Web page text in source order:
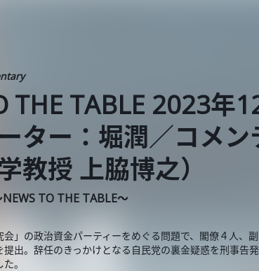
THE TABLE 2023年
ーター：堀潤／コメ
教授 上脇博之）
TO THE TABLE～
」の政治資金パーティーをめぐる問題で、閣僚４人、
出。辞任のきっかけとなる自民党の裏金疑惑を刑事告
。